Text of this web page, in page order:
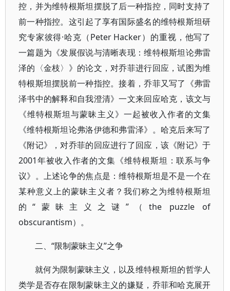
控，并为维特根斯坦摆脱了后一种指控，同时支持了
前一种指控。这引起了享有国际盛名的维特根斯坦研
究专家彼得·哈克（Peter Hacker）的重视，他写了
一篇题为《发展假说与清晰表现：维特根斯坦论弗雷
泽的〈金枝〉》的论文，对乔菲进行回应，试图为维
特根斯坦摆脱前一种指控。接着，乔菲又写了《弗雷
泽书中的解释和自我澄清》一文来回应哈克，该文与
《维特根斯坦与蒙昧主义》一起被收入作者的文集
《维特根斯坦论弗洛伊德和弗雷泽》。哈克后来写了
《附记》，对乔菲的回应进行了回应，该《附记》于
2001年被收入作者的文集《维特根斯坦：联系与争
议》。上述论争的焦点是：维特根斯坦是不是一个在
某种意义上的蒙昧主义者？我们称之为维特根斯坦
的“蒙昧主义之谜”（the puzzle of
obscurantism）。
二、“限制蒙昧主义”之争
就何为限制蒙昧主义，以及维特根斯坦的哲学人
类学是否存在限制蒙昧主义的嫌疑，乔菲和哈克展开